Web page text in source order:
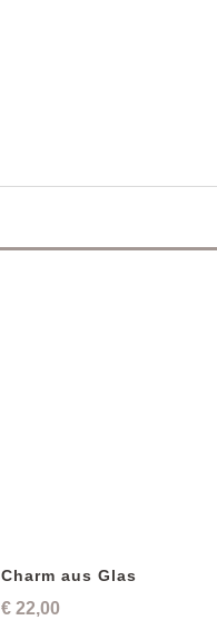
Charm aus Glas
€ 22,00